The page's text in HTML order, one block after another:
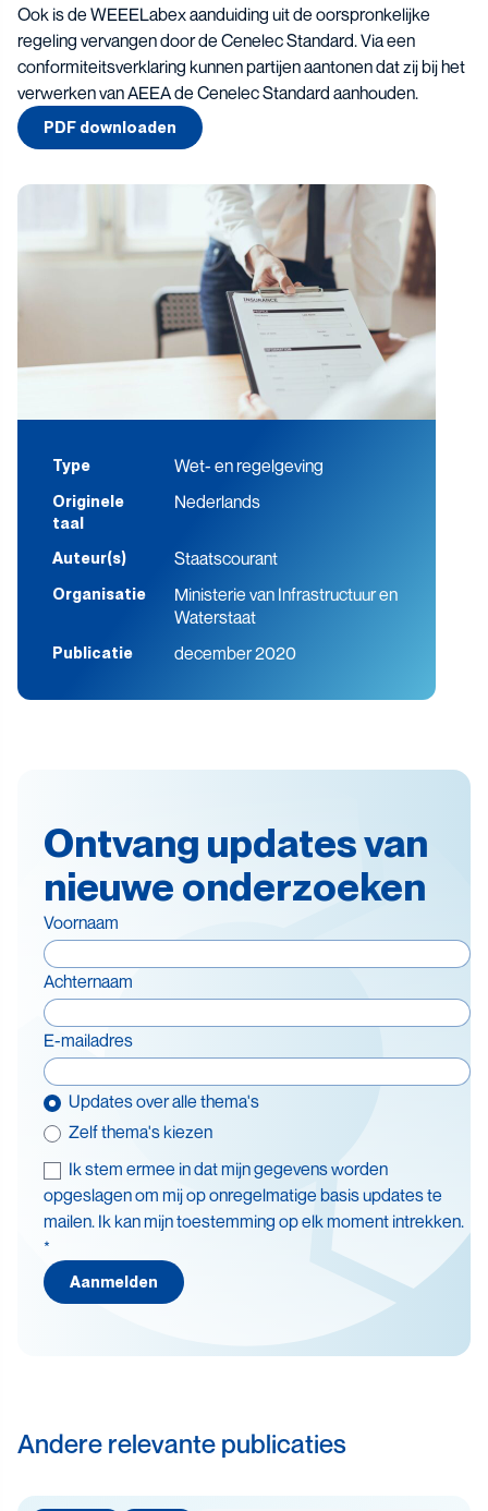
Ook is de WEEELabex aanduiding uit de oorspronkelijke
regeling vervangen door de Cenelec Standard. Via een
conformiteitsverklaring kunnen partijen aantonen dat zij bij het
verwerken van AEEA de Cenelec Standard aanhouden.
PDF downloaden
Type Wet- en regelgeving
Originele
taal
Nederlands
Auteur(s) Staatscourant
Organisatie
Ministerie van Infrastructuur en
Waterstaat
Publicatie december 2020
Ontvang updates van
nieuwe onderzoeken
Voornaam
Achternaam
E-mailadres
Updates over alle thema's
Zelf thema's kiezen
Thema's
Batterijen
Circulaire economie
Ik stem ermee in dat mijn gegevens worden
opgeslagen om mij op onregelmatige basis updates te
mailen. Ik kan mijn toestemming op elk moment intrekken.
*
Aanmelden
Andere relevante publicaties